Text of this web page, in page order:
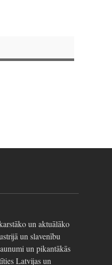
un aktuālāko
un slavenību
un pikantākās
Latvijas un